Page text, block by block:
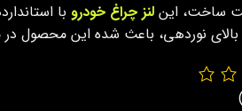
ساخت، این لنز چراغ خودرو با
نوردهی، باعث شده این محصول در